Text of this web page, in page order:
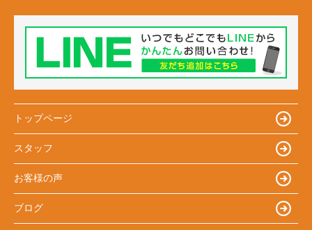
トップページ
スタッフ
お客様の声
ブログ